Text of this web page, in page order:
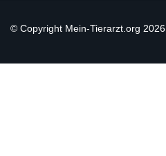
© Copyright Mein-Tierarzt.org 2026